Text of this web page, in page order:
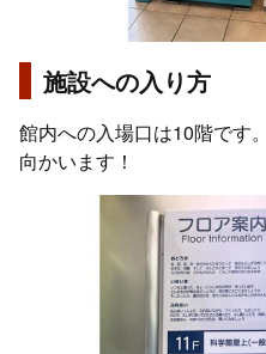
施設への入り方
館内への入場口は10階です
向かいます！